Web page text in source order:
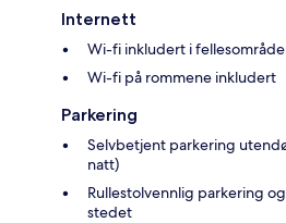
Internett
Wi-fi inkludert i
Wi-fi på rommene inkludert
Parkering
Selvbetjent parkering
natt)
Rullestolvennlig parkering
stedet